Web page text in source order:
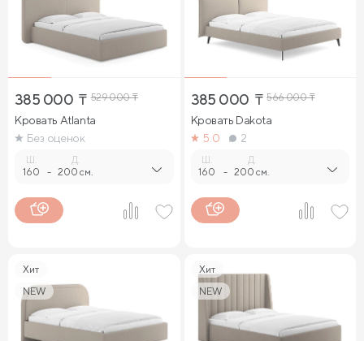
385 000 ₸ 529 000₸
Кровать Atlanta
Без оценок
160 -
Д.
200 см.
385 000 ₸ 566 000₸
Кровать Dakota
5.0
2
160 -
Д.
200 см.
Хит
NEW
Хит
NEW